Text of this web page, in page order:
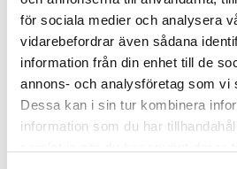
för sociala medier och analysera
vidarebefordrar även sådana
information från din enhet till de
annons- och analysföretag som vi
Dessa kan i sin tur kombinera
information som du har
Efter kritiken: Stockholm tar fram
Säkerhet: Så larmar du om brister
Djurberg: Gör som i Norge med förskolan
Allt färre barn – ändå växer grupperna